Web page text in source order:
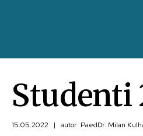
Studenti
15.05.2022 | autor: PaedDr. Milan